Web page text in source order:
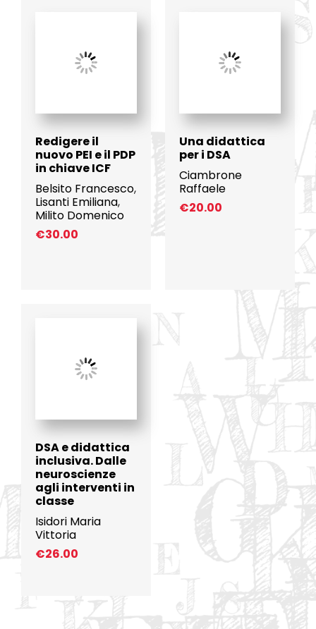
Redigere il
nuovo PEI e il PDP
in chiave ICF
Belsito Francesco,
Lisanti Emiliana,
Milito Domenico
€30.00
Una didattica
per i DSA
Ciambrone
Raffaele
€20.00
DSA e didattica
inclusiva. Dalle
neuroscienze
agli interventi in
classe
Isidori Maria
Vittoria
€26.00